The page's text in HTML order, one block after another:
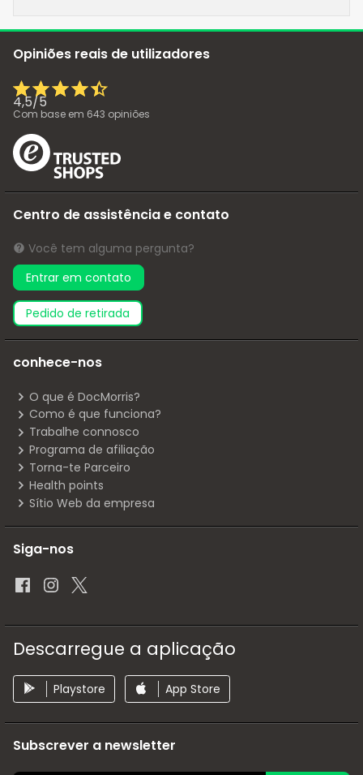
Opiniões reais de utilizadores
4,5/5
Com base em 643 opiniões
Centro de assistência e contato
Você tem alguma pergunta?
Entrar em contato
pedido de retirada
conhece-nos
O que é DocMorris?
Como é que funciona?
Trabalhe connosco
Programa de afiliação
Torna-te Parceiro
Health points
Sítio Web da empresa
Siga-nos
Descarregue a aplicação
Playstore App Store
Subscrever a newsletter